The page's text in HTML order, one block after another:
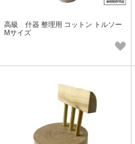
高級 什器 整理用 コットン トルソー
Mサイズ